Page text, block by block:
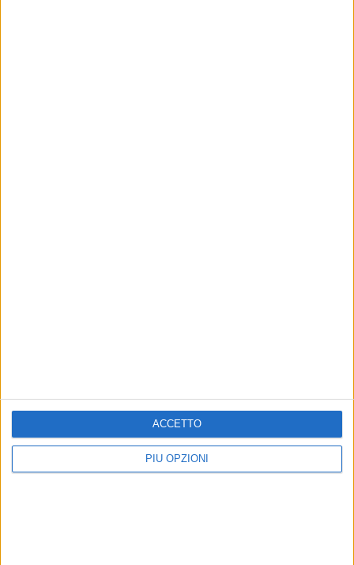
PIÙ OPZIONI
ACCETTO